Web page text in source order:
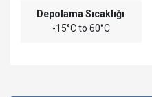
Depolama Sıcaklığı
-15°C to 60°C